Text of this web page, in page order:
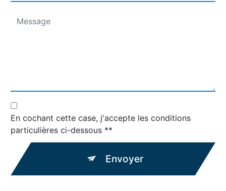
En cochant cette case, j'accepte les conditions
particulières ci-dessous **
Envoyer